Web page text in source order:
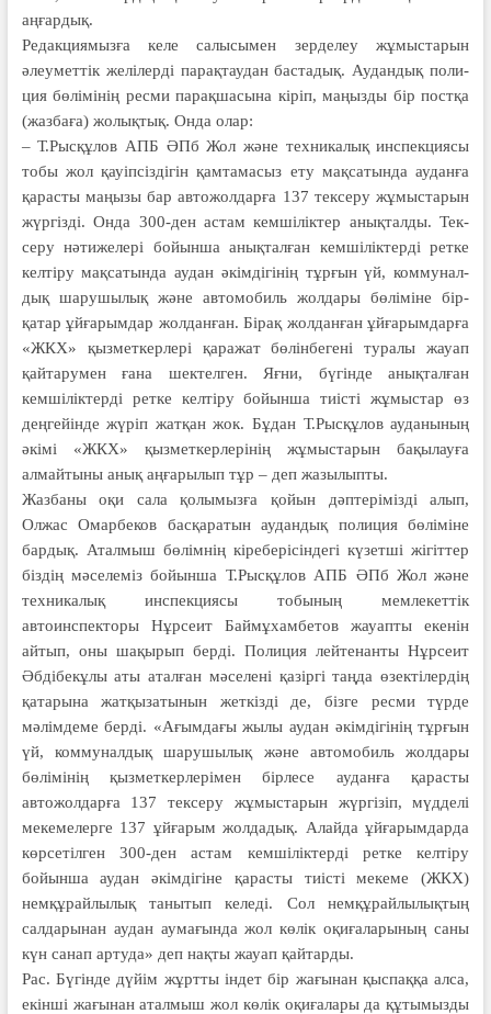
аңғардық.
Редакция­­мыз­­ға келе салысы­мен зерделеу жұмыс­тарын
әлеумет­тік желілерді парақтау­дан баста­дық. Аудандық поли­­
ция бөлімінің ресми парақ­шасы­на кіріп, маңызды бір пост­қа
(жазбаға) жолық­тық. Онда олар:
– Т.Рысқұлов АПБ ӘПб Жол және техни­ка­лық инспекциясы
тобы жол қауіп­сіздігін қамтама­сыз ету мақсатында ауданға
қарас­ты маңызы бар автожол­дарға 137 тексеру жұмыс­­тарын
жүргізді. Онда 300-ден ас­там кемшіліктер анық­тал­ды. Тек­­
серу нәтижелері бойынша анық­тал­ған кемшілік­­тер­ді рет­­ке
келтіру мақсатын­­да аудан әкімдігінің тұрғын үй, коммунал­
дық шарушылық және ав­томобиль жолдары бөліміне бір­
қатар ұйғарымдар жолданған. Бірақ жолданған ұйғарымдарға
«ЖКХ» қызметкерлері қаражат бөлінбегені туралы жауап
қайтарумен ғана шектелген. Яғни, бүгінде анықталған
кемшілік­тер­ді ретке келтіру бойынша тиісті жұмыстар өз
деңгейінде жүріп жатқан жок. Бұдан Т.Рысқұлов ауданының
әкімі «ЖКХ» қызметкерлерінің жұмыс­­­тарын бақылау­­­ға
алмай­тыны анық аңғарылып тұр – деп жазылыпты.
Жазбаны оқи сала қолымызға қойын дәптерімізді алып,
Олжас Омарбеков басқаратын аудандық полиция бөліміне
бар­дық. Аталмыш бөлімнің кіреберісіндегі күзетші жігіттер
біздің мәселеміз бойынша Т.Рысқұлов АПБ ӘПб Жол және
техникалық инспекциясы тобы­ның мемлекеттік
автоинспекторы Нұрсеит Баймұхам­бетов жауап­ты екенін
айтып, оны шақырып берді. Полиция лейтенанты Нұрсеит
Әбдібекұлы аты атал­­­­ған мәселені қазір­гі таң­да өзектілердің
қатарына жат­қызаты­­нын жеткізді де, біз­ге ресми түрде
мәлім­деме бер­ді. «Ағымдағы жылы аудан әкім­дігінің тұрғын
үй, коммуналдық шарушылық және автомобиль жол­дары
бөлімі­нің қыз­мет­керлерімен бірлесе ау­данға қарасты
автожолдарға 137 тексеру жұмыстарын жүргізіп, мүд­делі
мекемелерге 137 ұй­ғарым жолдадық. Алайда ұй­ғарымдарда
көр­сетіл­ген 300-ден астам кемшіліктерді ретке кел­тіру
бойынша аудан әкімдігіне қарасты тиісті мекеме (ЖКХ)
немқұрайлылық танытып келеді. Сол немқұрайлылықтың
салдарынан аудан аумағында жол көлік оқиғаларының саны
күн санап артуда» деп нақты жауап қайтарды.
Рас. Бүгінде дүйім жұртты індет бір жағынан қыспаққа алса,
екінші жағынан аталмыш жол көлік оқиғалары да құтымызды